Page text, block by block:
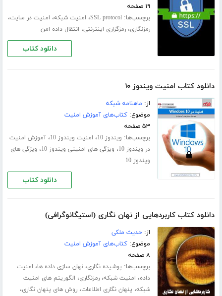
۱۹ صفحه
برچسب‌ها:SSL protocol، امنیت شبکه، امنیت در سایت،
رمزنگاری،رمزگزاری اینترنتی، انتقال داده امن
دانلود کتاب
دانلود کتاب امنیت ویندوز ۱۰
از: ماهنامه شبکه
موضوع:کتاب‌های آموزش امنیت
۵۳ صفحه
برچسب‌ها: ویندوز 10 ، امنیت ویندوز 10 ،آموزش امنیت
در ویندوز 10
، ویژگی های امنیتی ویندوز 10 ، ویژگی های
ویندوز 10
دانلود کتاب
دانلود کتاب کاربردهایی از نهان نگاری (استیگانوگرافی)
از:حدیث ملکی
موضوع:کتاب‌های آموزش امنیت
۸ صفحه
برچسب‌ها: پوشیده نگاری،نهان سازی داده ها، امنیت
داده، امنیت شبکه،رمزنگاری، الگوریتم های امنیت
شبکه، پنهان نگاری اطلاعات،روش های پنهان نگاری،